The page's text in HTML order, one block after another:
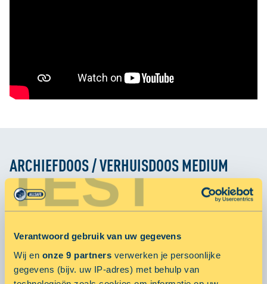
TEST
Verantwoord gebruik van uw gegevens
Wij en onze 9 partners verwerken je persoonlijke
gegevens (bijv. uw IP-adres) met behulp van
ARCHIEFDOOS / VERHUISDOOS MEDIUM
In elkaar in 4 korte stappen
Let op
Volg de stappen uit de handleiding (het filmpje)
zorgvuldig voor het juiste gebruik van de verhuisdoos. Als de
flappen niet goed worden teruggevouwen is de doos minder
stevig en heeft meer kans op scheuren.